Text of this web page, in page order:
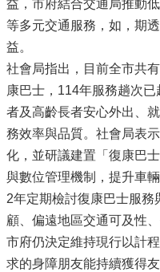
益，市府結合交通局推動
等多元交通服務，如，期
益。
社會局指出，目前全市共
康巴士，114年服務趟次
者及高齡長者安心外出、
務效率與品質。社會局表
化，並研議建置「復康巴
與數位管理機制，提升車
2年定期檢討復康巴士服務
顧、偏遠地區交通可及性
市府仍決定維持現行以計
求的身障朋友能持續獲得